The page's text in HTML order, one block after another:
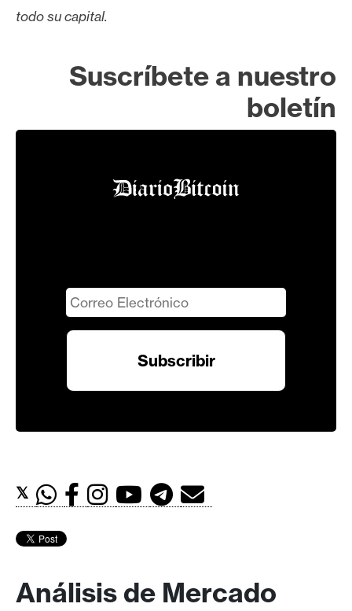
todo su capital.
Suscríbete a nuestro
boletín
𝕏
Análisis de Mercado